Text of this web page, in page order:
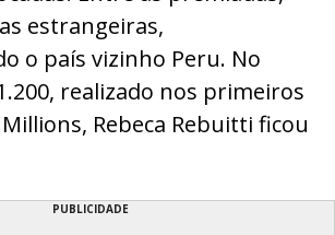
estrangeiras,
o país vizinho Peru. No
realizado nos primeiros
Millions, Rebeca Rebuitti ficou
PUBLICIDADE